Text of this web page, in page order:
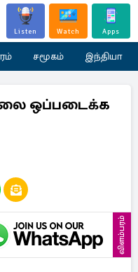
Listen Watch Apps
சமூகம் இந்தியா
ஒப்படைக்க
விளம்பரம்